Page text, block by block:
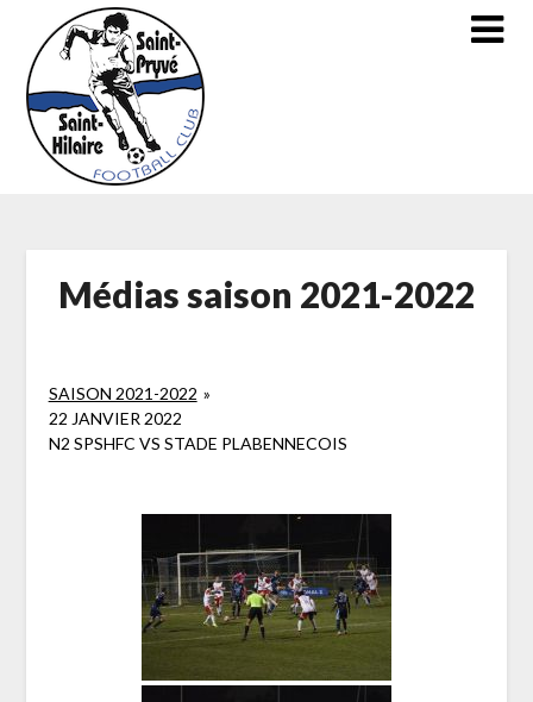
content
Médias saison 2021-2022
SAISON 2021-2022 »
22 JANVIER 2022
N2 SPSHFC VS STADE PLABENNECOIS